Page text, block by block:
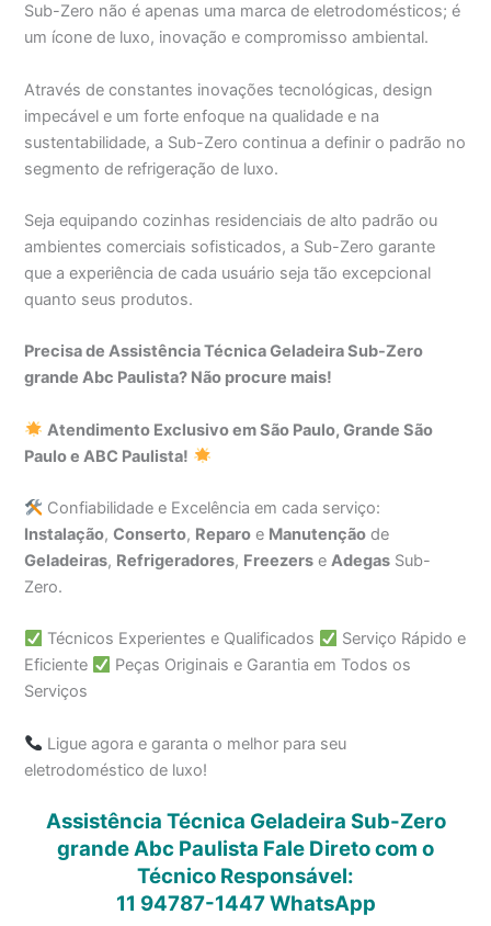
Sub-Zero não é apenas uma marca de eletrodomésticos; é
um ícone de luxo, inovação e compromisso ambiental.
Através de constantes inovações tecnológicas, design
impecável e um forte enfoque na qualidade e na
sustentabilidade, a Sub-Zero continua a definir o padrão no
segmento de refrigeração de luxo.
Seja equipando cozinhas residenciais de alto padrão ou
ambientes comerciais sofisticados, a Sub-Zero garante
que a experiência de cada usuário seja tão excepcional
quanto seus produtos.
Precisa de Assistência Técnica Geladeira Sub-Zero
grande Abc Paulista? Não procure mais!
Atendimento Exclusivo em São Paulo, Grande São
Paulo e ABC Paulista!
Confiabilidade e Excelência em cada serviço:
Instalação,Conserto, Reparo e Manutenção de
Geladeiras, Refrigeradores, Freezers eAdegas Sub-
Zero.
Técnicos Experientes e Qualificados
Serviço Rápido e
Eficiente
Peças Originais e Garantia em Todos os
Serviços
Ligue agora e garanta o melhor para seu
eletrodoméstico de luxo!
Assistência Técnica Geladeira Sub-Zero
grande Abc Paulista Fale Direto com o
Técnico Responsável:
11 94787-1447WhatsApp